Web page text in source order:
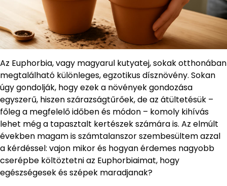
Az Euphorbia, vagy magyarul kutyatej, sokak otthonában
megtalálható különleges, egzotikus dísznövény. Sokan
úgy gondolják, hogy ezek a növények gondozása
egyszerű, hiszen szárazságtűrőek, de az átültetésük –
főleg a megfelelő időben és módon – komoly kihívás
lehet még a tapasztalt kertészek számára is. Az elmúlt
években magam is számtalanszor szembesültem azzal
a kérdéssel: vajon mikor és hogyan érdemes nagyobb
cserépbe költöztetni az Euphorbiaimat, hogy
egészségesek és szépek maradjanak?